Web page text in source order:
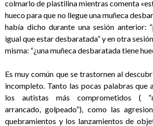
colmarlo de plastilina mientras comenta
hueco para que no llegue una muñeca
había dicho durante una sesión anterior:
igual que estar desbaratada” y en otra
misma: “¿una muñeca desbaratada tiene
Es muy común que se trastornen al
incompleto. Tanto las pocas palabras que
los autistas más comprometidos (
arrancado, golpeado”), como las
quebramientos y los lanzamientos de